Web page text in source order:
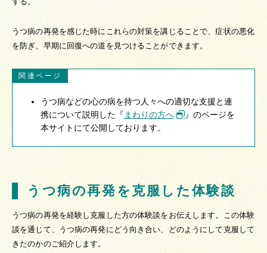
うつ病の再発を感じた時にこれらの対策を講じることで、症状の悪化
を防ぎ、早期に回復への道を見つけることができます。
関連ページ
うつ病などの心の病を持つ人々への適切な支援と連
携について説明した『 まわりの方へ
』のページを
本サイトにて公開しております。
うつ病の再発を克服した体験談
うつ病の再発を経験し克服した方の体験談をお伝えします。この体験
談を通じて、うつ病の再発にどう向き合い、どのようにして克服して
きたのかのご紹介します。